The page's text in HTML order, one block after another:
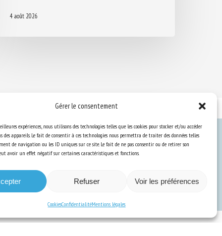
Gérer le consentement
expériences, nous utilisons des technologies telles que les cookies pour stocker et/ou accéder
appareils. Le fait de consentir à ces technologies nous permettra de traiter des données telles
de navigation ou les ID uniques sur ce site. Le fait de ne pas consentir ou de retirer son
avoir un effet négatif sur certaines caractéristiques et fonctions.
Refuser Voir les préférences
CookiesConfidentialitéMentions légales
4 août 2026
Ressources